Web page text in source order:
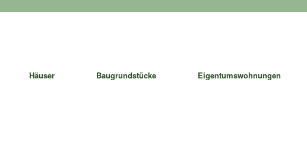
Häuser Baugrundstücke Eigentumswohnungen